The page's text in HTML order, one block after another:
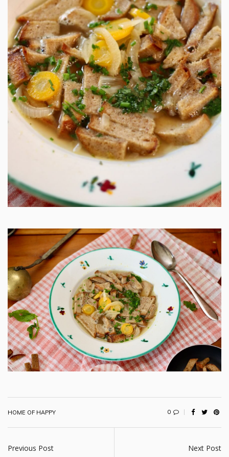
HOME OF HAPPY 0
Previous Post Next Post